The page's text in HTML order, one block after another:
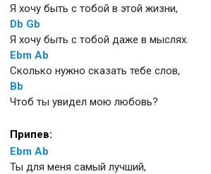
Я хочу быть с тобой в этой жизни,
Db Gb
Я хочу быть с тобой даже в мыслях.
Ebm Ab
Сколько нужно сказать тебе слов,
Bb
Чтоб ты увидел мою любовь?
Припев:
Ebm Ab
Ты для меня самый лучший,